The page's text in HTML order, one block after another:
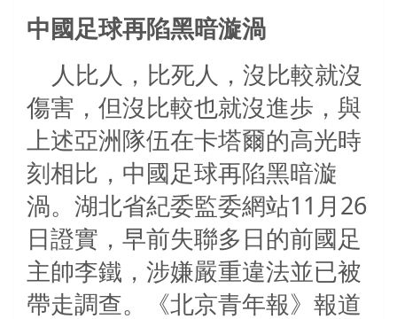
中國足球再陷黑暗漩渦
人比人，比死人，沒比較就沒
傷害，但沒比較也就沒進歩，與
上述亞洲隊伍在卡塔爾的高光時
刻相比，中國足球再陷黑暗漩
渦。湖北省紀委監委網站11月26
日證實，早前失聯多日的前國足
主帥李鐵，涉嫌嚴重違法並已被
帶走調查。《北京青年報》報道